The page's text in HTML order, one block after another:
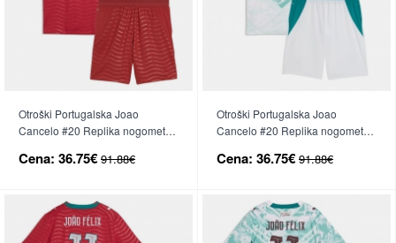
Otroški Portugalska Joao
Cancelo #20 Replika nogometni
Kratek Rokav (+ hlače)
Cena: 36.75€ 91.88€
Otroški Portugalska Joao
Cancelo #20 Replika nogometni
Kratek Rokav (+ hlače)
Cena: 36.75€ 91.88€